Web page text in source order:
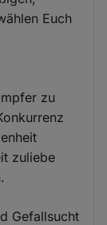
Euch
zu
zuliebe
Gefallsucht